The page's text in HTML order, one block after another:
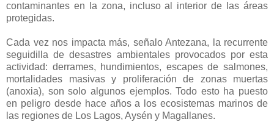
contaminantes en la zona, incluso al interior de las áreas
protegidas.
Cada vez nos impacta más, señalo Antezana, la recurrente
seguidilla de desastres ambientales provocados por esta
actividad: derrames, hundimientos, escapes de salmones,
mortalidades masivas y proliferación de zonas muertas
(anoxia), son solo algunos ejemplos. Todo esto ha puesto
en peligro desde hace años a los ecosistemas marinos de
las regiones de Los Lagos, Aysén y Magallanes.